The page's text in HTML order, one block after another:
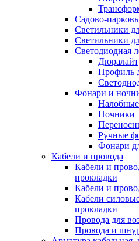
Садово-
Светильники
Светильники
Светодиодная
Дюралайт
Профиль
Фонари и
Ночники
Ручные
Фонари
Кабели и провода
Кабели и
прокладки
Кабели и
Кабели
прокладки
Провода для
Провода и